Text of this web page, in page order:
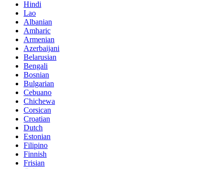
Hindi
Lao
Albanian
Amharic
Armenian
Azerbaijani
Belarusian
Bengali
Bosnian
Bulgarian
Cebuano
Chichewa
Corsican
Croatian
Dutch
Estonian
Filipino
Finnish
Frisian